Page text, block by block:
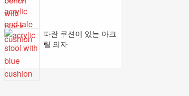
파란 쿠션이 있는 아크
릴 의자